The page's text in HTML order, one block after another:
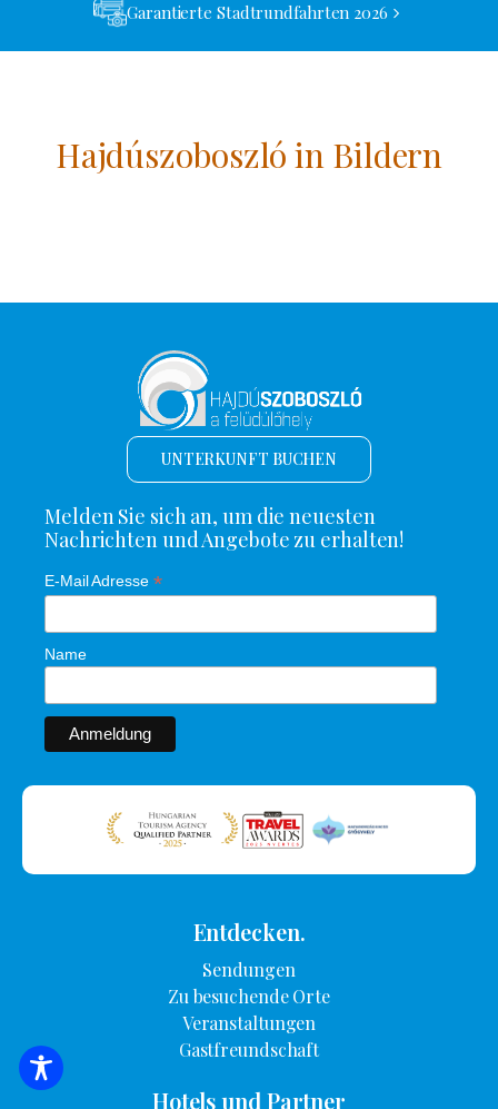
Garantierte Stadtrundfahrten 2026
Hajdúszoboszló in Bildern
UNTERKUNFT BUCHEN
Melden Sie sich an, um die neuesten
Nachrichten und Angebote zu erhalten!
E-Mail Adresse *
Name
Entdecken.
Sendungen
Zu besuchende Orte
Veranstaltungen
Gastfreundschaft
Hotels und Partner